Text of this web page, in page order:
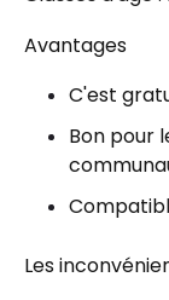
Avantages
C'est
Bon pour
Les